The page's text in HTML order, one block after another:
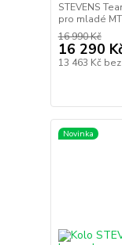
STEVENS
pro mladé
16 990 Kč
16 290
13 463 Kč
Novinka